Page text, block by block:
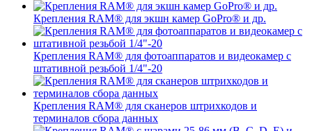
Крепления RAM® для экшн камер GoPro® и др.
Крепления RAM® для фотоаппаратов и видеокамер с
штативной резьбой 1/4"-20
Крепления RAM® для сканеров штрихкодов и
терминалов сбора данных